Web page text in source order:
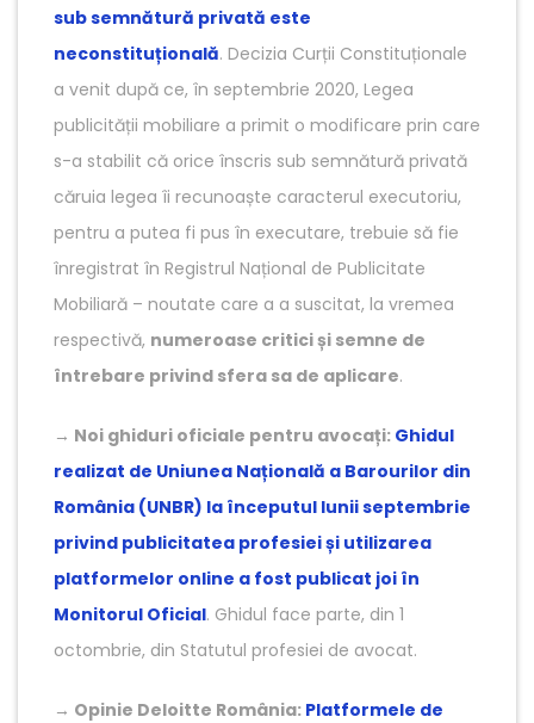
sub semnătură privată este
neconstituțională. Decizia Curții Constituționale
a venit după ce, în septembrie 2020, Legea
publicității mobiliare a primit o modificare prin care
s-a stabilit că orice înscris sub semnătură privată
căruia legea îi recunoaște caracterul executoriu,
pentru a putea fi pus în executare, trebuie să fie
înregistrat în Registrul Național de Publicitate
Mobiliară – noutate care a a suscitat, la vremea
respectivă, numeroase critici și semne de
întrebare privind sfera sa de aplicare.
→ Noi ghiduri oficiale pentru avocați: Ghidul
realizat de Uniunea Națională a Barourilor din
România (UNBR) la începutul lunii septembrie
privind publicitatea profesiei și utilizarea
platformelor online a fost publicat joi în
Monitorul Oficial. Ghidul face parte, din 1
octombrie, din Statutul profesiei de avocat.
→ Opinie Deloitte România: Platformele de